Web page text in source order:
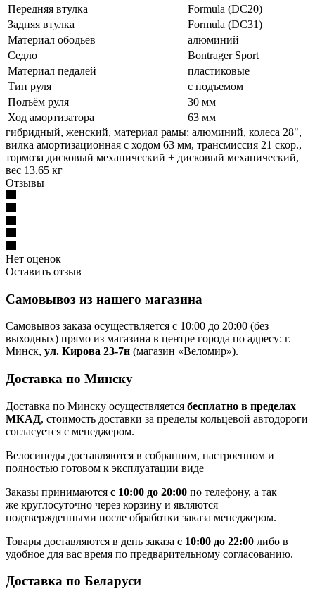
Передняя втулка
Formula (DC20)
Задняя втулка
Formula (DC31)
Материал ободьев
алюминий
Седло
Bontrager Sport
Материал педалей
пластиковые
Тип руля
с подъемом
Подъём руля
30 мм
Ход амортизатора
63 мм
гибридный, женский, материал рамы: алюминий, колеса 28",
вилка амортизационная с ходом 63 мм, трансмиссия 21 скор.,
тормоза дисковый механический + дисковый механический,
вес 13.65 кг
Отзывы
Нет оценок
Оставить отзыв
Самовывоз из нашего магазина
Самовывоз заказа осуществляется с 10:00 до 20:00 (без
выходных) прямо из магазина в центре города по адресу: г.
Минск, ул. Кирова 23-7н (магазин «Веломир»).
Доставка по Минску
Доставка по Минску осуществляется бесплатно в пределах
МКАД, стоимость доставки за пределы кольцевой автодороги
согласуется с менеджером.
Велосипеды доставляются в собранном, настроенном и
полностью готовом к эксплуатации виде
Заказы принимаются с 10:00 до 20:00 по телефону, а так
же круглосуточно через корзину и являются
подтвержденными после обработки заказа менеджером.
Товары доставляются в день заказа с 10:00 до 22:00 либо в
удобное для вас время по предварительному согласованию.
Доставка по Беларуси